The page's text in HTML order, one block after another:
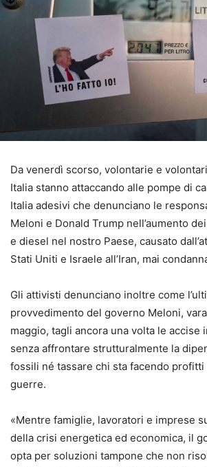
Da venerdì scorso, volontarie e
Italia stanno attaccando alle pompe di
Italia adesivi che denunciano le
Meloni e Donald Trump nell’aumento
e diesel nel nostro Paese, causato
Stati Uniti e Israele all’Iran, mai
Gli attivisti denunciano inoltre come
provvedimento del governo Meloni,
maggio, tagli ancora una volta le accise
senza affrontare strutturalmente la
fossili né tassare chi sta facendo
guerre.
«Mentre famiglie, lavoratori e imprese
della crisi energetica ed economica, il
opta per soluzioni tampone che non